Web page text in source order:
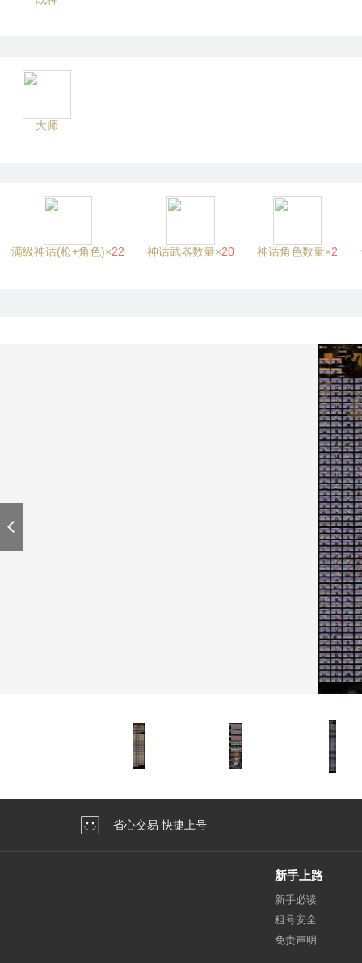
大师
满级神话(枪+角色)×22 神话武器数量×20 神话角色数量×2
省心交易 快捷上号
新手上路
新手必读
租号安全
免责声明